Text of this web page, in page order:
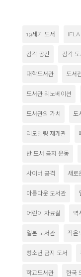
19세기 도서 IFLA
감각 공간 감각
대학도서관 도서
도서관 리노베이션
도서관의 가치 도
리모델링 재개관
반 도서 금지 운동
사이버 공격 새로
아름다운 도서관
어린이 자료실 역
일본 도서관 작은
청소년 금지 도서
학교도서관 한국